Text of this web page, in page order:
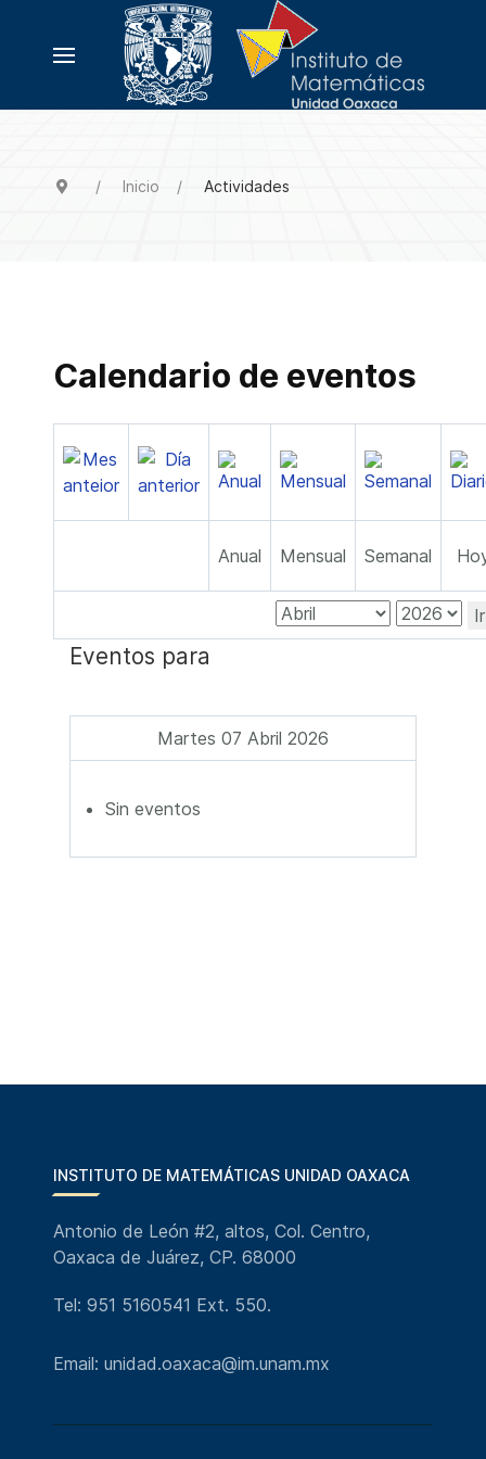
Inicio Actividades
Calendario de eventos
Anual Mensual Semanal
Eventos para
Martes 07 Abril 2026
Sin eventos
INSTITUTO DE MATEMÁTICAS UNIDAD OAXACA
Antonio de León #2, altos, Col. Centro,
Oaxaca de Juárez, CP. 68000
Tel: 951 5160541 Ext. 550.
Email: unidad.oaxaca@im.unam.mx